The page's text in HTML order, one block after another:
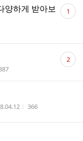
양하게 받아보
댓
글 1
수
댓
글 2
성시간 조회수
366